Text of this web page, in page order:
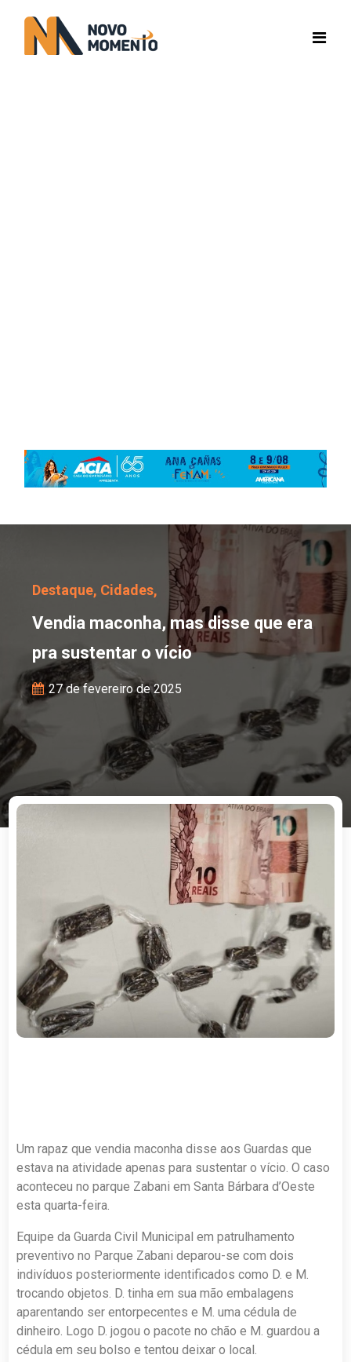
Vendia maconha, mas
Destaque, Cidades,
Vendia maconha, mas disse que era
pra sustentar o vício
27 de fevereiro de 2025
Um rapaz que vendia maconha disse aos Guardas que
estava na atividade apenas para sustentar o vício. O caso
aconteceu no parque Zabani em Santa Bárbara d’Oeste
esta quarta-feira.
Equipe da Guarda Civil Municipal em patrulhamento
preventivo no Parque Zabani deparou-se com dois
indivíduos posteriormente identificados como D. e M.
trocando objetos. D. tinha em sua mão embalagens
aparentando ser entorpecentes e M. uma cédula de
dinheiro. Logo D. jogou o pacote no chão e M. guardou a
cédula em seu bolso e tentou deixar o local.